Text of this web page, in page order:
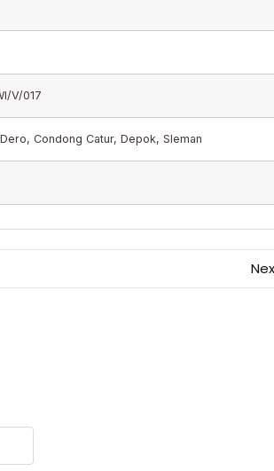
V/017
Condong Catur, Depok, Sleman